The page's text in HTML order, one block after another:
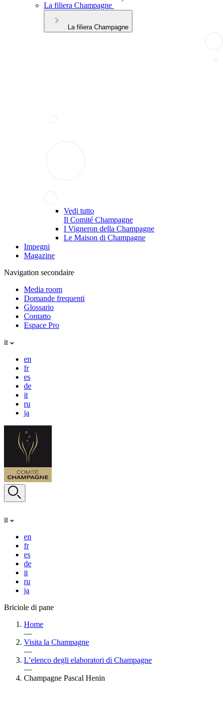
La filiera Champagne
La filiera Champagne
Vedi tutto
Il Comité Champagne
I Vigneron della Champagne
Le Maison di Champagne
Impegni
Magazine
Navigation secondaire
Media room
Domande frequenti
Glossario
Contatto
Espace Pro
it
en
fr
es
de
it
ru
ja
it
en
fr
es
de
it
ru
ja
Briciole di pane
Home
—
Visita la Champagne
—
L’elenco degli elaboratori di Champagne
—
Champagne Pascal Henin